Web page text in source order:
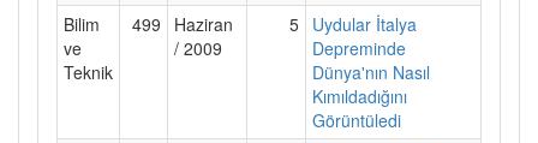
Bilim
ve
Teknik
499
Haziran
/ 2009
5 Uydular İtalya
Depreminde
Dünya'nın Nasıl
Kımıldadığını
Görüntüledi